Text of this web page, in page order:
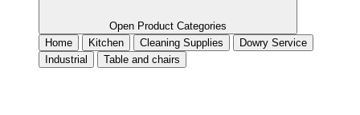
Open Product Categories
Home
Kitchen Cleaning Supplies
Dowry Service
Industrial
Table and chairs